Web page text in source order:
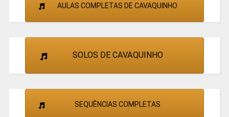
AULAS COMPLETAS DE CAVAQUINHO
SOLOS DE CAVAQUINHO
SEQUÊNCIAS COMPLETAS